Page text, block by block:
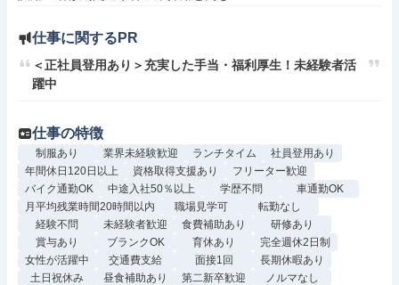
仕事に関するPR
＜正社員登用あり＞充実した手当・福利厚生！未経験者活
躍中
仕事の特徴
制服あり 業界未経験歓迎 ランチタイム
社員登用あり
年間休日120日以上
資格取得支援あり
フリーター歓迎
バイク通勤OK
中途入社50％以上 学歴不問
車通勤OK
月平均残業時間20時間以内
職場見学可
転勤なし
経験不問
未経験者歓迎 食費補助あり
研修あり
賞与あり
ブランクOK 育休あり
完全週休2日制
女性が活躍中
交通費支給 面接1回
長期休暇あり
土日祝休み
昼食補助あり 第二新卒歓迎 ノルマなし